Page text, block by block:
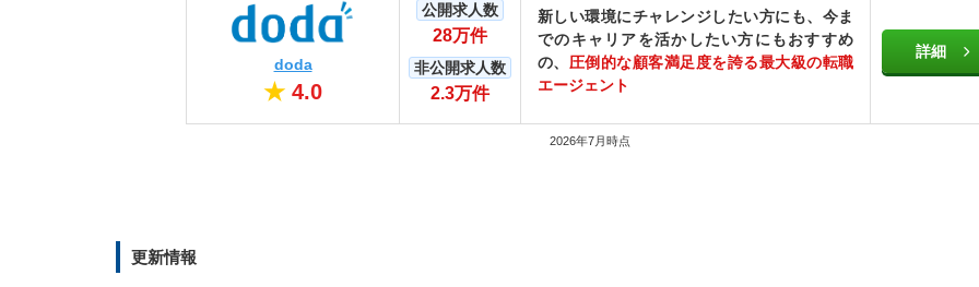
doda
★ 4.0
公開求人数
28万件
非公開求人数
2.3万件
新しい環境にチャレンジしたい方にも、今ま
でのキャリアを活かしたい方にもおすすめ
の、 圧倒的な顧客満足度を誇る最大級の転職
エージェント
詳細
2026年7月時点
更新情報